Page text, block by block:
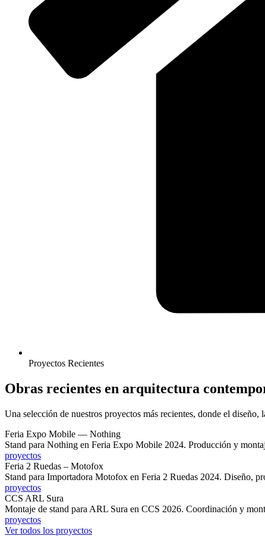
Proyectos Recientes
Obras recientes en arquitectura
Una selección de nuestros proyectos más recientes, donde el
Feria Expo Mobile — Nothing
Stand para Nothing en Feria Expo Mobile 2024. Producción y
proyectos
Feria 2 Ruedas – Motofox
Stand para Importadora Motofox en Feria 2 Ruedas 2024. Diseño,
proyectos
CCS ARL Sura
Montaje de stand para ARL Sura en CCS 2026. Coordinación y
proyectos
Ver todos los proyectos